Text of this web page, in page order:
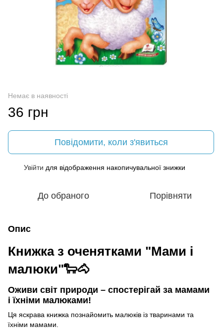
Немає в наявності
36 грн
Повідомити, коли з'явиться
Увійти для відображення накопичувальної знижки
До обраного Порівняти
Опис
Книжка з оченятками "Мами і
малюки"🐑🐴
Оживи світ природи – спостерігай за мамами
і їхніми малюками!
Ця яскрава книжка познайомить малюків із тваринами та
їхніми мамами.